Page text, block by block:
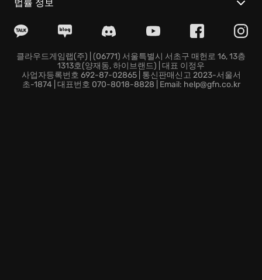
수 전투는 눈을 뗄 수 없는 장관을 연출합니다. 단순한 힘
전투는 손에 땀을 쥐게 하는 긴장감을 선사합니다.
클라이브의 복수라는 묵직한 주제를 한 편의 서사시처럼
장엄하고 매혹적으로 그려냈습니다. 복수, 희생, 그리고
법률 정보
클라우드게임랩(주) | (06771) 서울특별시 서초구 매헌로 16, 13층
1313호(양재동, 하이브랜드) | 대표 이정우
사업자등록번호 692-87-02865 | 통신판매신고 2023-서울서
초-1874 | 대표번호 070-8018-8828 | Email: help@gfn.co.kr